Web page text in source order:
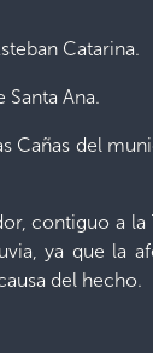
Catarina.
Ana.
Cañas del
contiguo a la
ya que la
del hecho.